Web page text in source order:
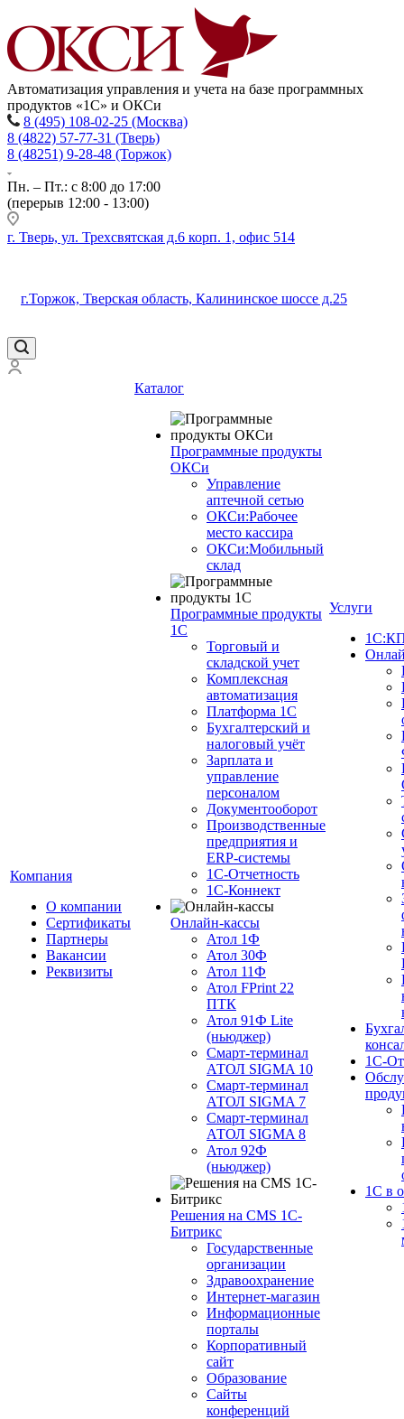
Автоматизация управления и учета на базе программных
продуктов «1С» и ОКСи
8 (495) 108-02-25 (Москва)
8 (4822) 57-77-31 (Тверь)
8 (48251) 9-28-48 (Торжок)
Пн. – Пт.: с 8:00 до 17:00
(перерыв 12:00 - 13:00)
г. Тверь, ул. Трехсвятская д.6 корп. 1, офис 514
г.Торжок, Тверская область, Калининское шоссе д.25
Компания
О компании
Сертификаты
Партнеры
Вакансии
Реквизиты
Каталог
Программные продукты
ОКСи
Управление
аптечной сетью
ОКСи:Рабочее
место кассира
ОКСи:Мобильный
склад
Программные продукты
1С
Торговый и
складской учет
Комплексная
автоматизация
Платформа 1С
Бухгалтерский и
налоговый учёт
Зарплата и
управление
персоналом
Документооборот
Производственные
предприятия и
ERP-системы
1С-Отчетность
1С-Коннект
Онлайн-кассы
Атол 1Ф
Атол 30Ф
Атол 11Ф
Атол FPrint 22
ПТК
Атол 91Ф Lite
(ньюджер)
Смарт-терминал
АТОЛ SIGMA 10
Смарт-терминал
АТОЛ SIGMA 7
Смарт-терминал
АТОЛ SIGMA 8
Атол 92Ф
(ньюджер)
Решения на CMS 1С-
Битрикс
Государственные
организации
Здравоохранение
Интернет-магазин
Информационные
порталы
Корпоративный
сайт
Образование
Сайты
конференций
Услуги
1С-
1С в